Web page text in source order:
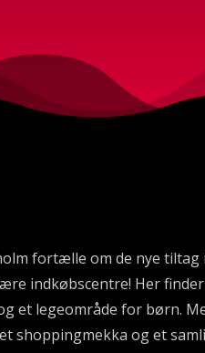
fortælle om de nye tiltag
indkøbscentre! Her
et legeområde for børn.
shoppingmekka og et